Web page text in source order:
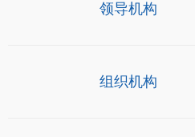
领导机构
组织机构